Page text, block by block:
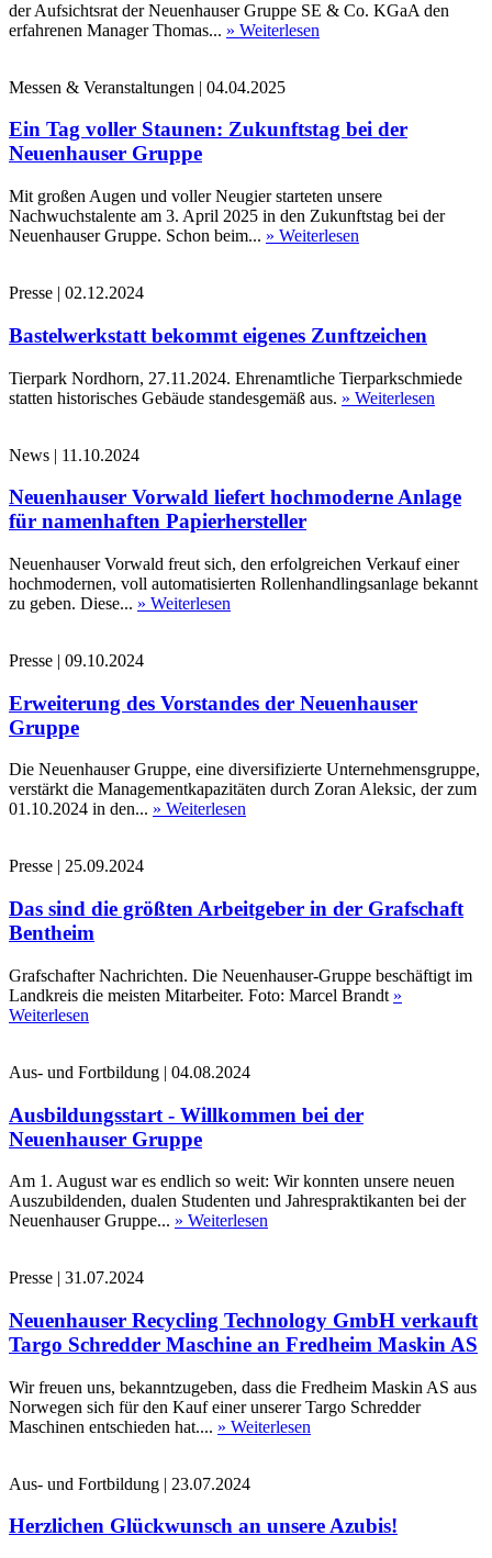
der Aufsichtsrat der Neuenhauser Gruppe SE & Co. KGaA den
erfahrenen Manager Thomas... » Weiterlesen
Messen & Veranstaltungen | 04.04.2025
Ein Tag voller Staunen: Zukunftstag bei der
Neuenhauser Gruppe
Mit großen Augen und voller Neugier starteten unsere
Nachwuchstalente am 3. April 2025 in den Zukunftstag bei der
Neuenhauser Gruppe. Schon beim... » Weiterlesen
Presse | 02.12.2024
Bastelwerkstatt bekommt eigenes Zunftzeichen
Tierpark Nordhorn, 27.11.2024. Ehrenamtliche Tierparkschmiede
statten historisches Gebäude standesgemäß aus. » Weiterlesen
News | 11.10.2024
Neuenhauser Vorwald liefert hochmoderne Anlage
für namenhaften Papierhersteller
Neuenhauser Vorwald freut sich, den erfolgreichen Verkauf einer
hochmodernen, voll automatisierten Rollenhandlingsanlage bekannt
zu geben. Diese... » Weiterlesen
Presse | 09.10.2024
Erweiterung des Vorstandes der Neuenhauser
Gruppe
Die Neuenhauser Gruppe, eine diversifizierte Unternehmensgruppe,
verstärkt die Managementkapazitäten durch Zoran Aleksic, der zum
01.10.2024 in den... » Weiterlesen
Presse | 25.09.2024
Das sind die größten Arbeitgeber in der Grafschaft
Bentheim
Grafschafter Nachrichten. Die Neuenhauser-Gruppe beschäftigt im
Landkreis die meisten Mitarbeiter. Foto: Marcel Brandt »
Weiterlesen
Aus- und Fortbildung | 04.08.2024
Ausbildungsstart - Willkommen bei der
Neuenhauser Gruppe
Am 1. August war es endlich so weit: Wir konnten unsere neuen
Auszubildenden, dualen Studenten und Jahrespraktikanten bei der
Neuenhauser Gruppe... » Weiterlesen
Presse | 31.07.2024
Neuenhauser Recycling Technology GmbH verkauft
Targo Schredder Maschine an Fredheim Maskin AS
Wir freuen uns, bekanntzugeben, dass die Fredheim Maskin AS aus
Norwegen sich für den Kauf einer unserer Targo Schredder
Maschinen entschieden hat.... » Weiterlesen
Aus- und Fortbildung | 23.07.2024
Herzlichen Glückwunsch an unsere Azubis!